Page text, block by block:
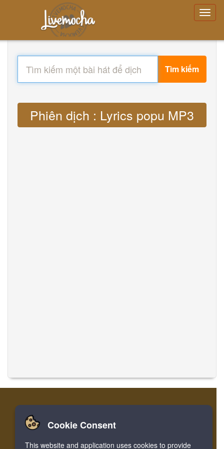
Tìm kiếm
Phiên dịch : Lyrics popu MP3
Nhà Đăng nhập Ghi danh
Cookie Consent
This website and application uses cookies to provide